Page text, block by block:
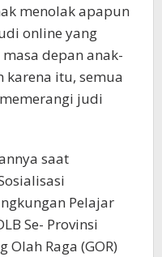
menolak apapun
online yang
depan anak-
karena itu, semua
judi
saat
Pelajar
Se- Provinsi
Raga (GOR)